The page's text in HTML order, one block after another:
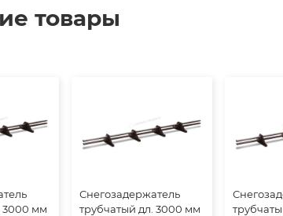
товары
3000 мм
Снегозадержатель
трубчатый дл. 3000 мм